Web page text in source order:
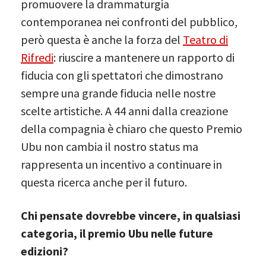
promuovere la drammaturgia
contemporanea nei confronti del pubblico,
però questa è anche la forza del Teatro di
Rifredi: riuscire a mantenere un rapporto di
fiducia con gli spettatori che dimostrano
sempre una grande fiducia nelle nostre
scelte artistiche. A 44 anni dalla creazione
della compagnia è chiaro che questo Premio
Ubu non cambia il nostro status ma
rappresenta un incentivo a continuare in
questa ricerca anche per il futuro.
Chi pensate dovrebbe vincere, in qualsiasi
categoria, il premio Ubu nelle future
edizioni?